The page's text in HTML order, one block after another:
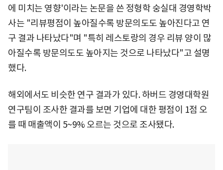
에 미치는 영향'이라는 논문을 쓴 정형학 숭실대 경영학박
사는 "리뷰평점이 높아질수록 방문의도도 높아진다고 연
구 결과 나타났다"며 "특히 레스토랑의 경우 리뷰 양이 많
아질수록 방문의도도 높아지는 것으로 나타났다"고 설명
했다.
해외에서도 비슷한 연구 결과가 있다. 하버드 경영대학원
연구팀이 조사한 결과를 보면 기업에 대한 평점이 1점 오
를 때 매출액이 5~9% 오르는 것으로 조사됐다.